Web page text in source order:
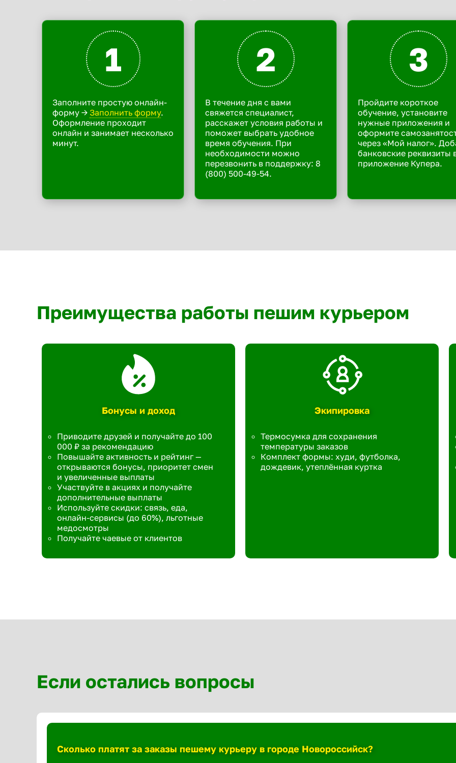
1
Заполните простую онлайн-
форму -> Заполнить форму.
Оформление проходит
онлайн и занимает несколько
минут.
2
В течение дня с вами
свяжется специалист,
расскажет условия работы и
поможет выбрать удобное
время обучения. При
необходимости можно
перезвонить в поддержку: 8
(800) 500-49-54.
3
Пройдите короткое
обучение, установите
нужные приложения и
оформите
через «Мой налог».
банковские реквизиты
приложение Купера.
Преимущества работы пешим курьером
Бонусы и доход
Приводите друзей и получайте до 100
000 ₽ за рекомендацию
Повышайте активность и рейтинг —
открываются бонусы, приоритет смен
и увеличенные выплаты
Участвуйте в акциях и получайте
дополнительные выплаты
Используйте скидки: связь, еда,
онлайн-сервисы (до 60%), льготные
медосмотры
Получайте чаевые от клиентов
Экипировка
Термосумка для сохранения
температуры заказов
Комплект формы: худи, футболка,
дождевик, утеплённая куртка
Если остались вопросы
Сколько платят за заказы пешему курьеру в городе Новороссийск?